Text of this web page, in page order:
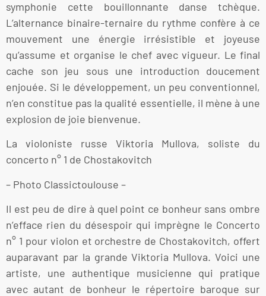
symphonie cette bouillonnante danse tchèque.
L’alternance binaire-ternaire du rythme confère à ce
mouvement une énergie irrésistible et joyeuse
qu’assume et organise le chef avec vigueur. Le final
cache son jeu sous une introduction doucement
enjouée. Si le développement, un peu conventionnel,
n’en constitue pas la qualité essentielle, il mène à une
explosion de joie bienvenue.
La violoniste russe Viktoria Mullova, soliste du
concerto n° 1 de Chostakovitch
– Photo Classictoulouse –
Il est peu de dire à quel point ce bonheur sans ombre
n’efface rien du désespoir qui imprègne le Concerto
n° 1 pour violon et orchestre de Chostakovitch, offert
auparavant par la grande Viktoria Mullova. Voici une
artiste, une authentique musicienne qui pratique
avec autant de bonheur le répertoire baroque sur